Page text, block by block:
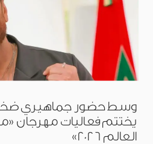
وسط حضور جماهيري
يختتم فعاليات مهرجان
العالم 2026»